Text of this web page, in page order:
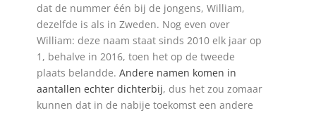
dat de nummer één bij de jongens, William,
dezelfde is als in Zweden. Nog even over
William: deze naam staat sinds 2010 elk jaar op
1, behalve in 2016, toen het op de tweede
plaats belandde. Andere namen komen in
aantallen echter dichterbij, dus het zou zomaar
kunnen dat in de nabije toekomst een andere